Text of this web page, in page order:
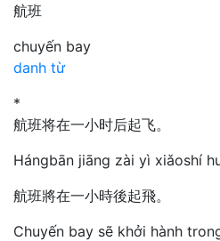
航班
chuyến bay
danh từ
*
航班将在一小时后起飞。
Hángbān jiāng zài yì xiǎoshí
航班將在一小時後起飛。
Chuyến bay sẽ khởi hành